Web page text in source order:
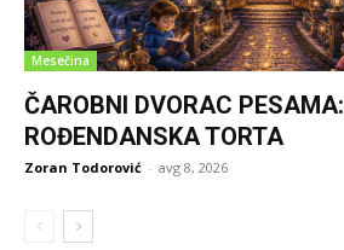
Mesečina
ČAROBNI DVORAC PESAMA:
ROĐENDANSKA TORTA
Zoran Todorović - avg 8, 2026